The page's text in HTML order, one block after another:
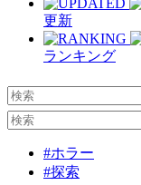
更新
ランキング
#ホラー
#探索